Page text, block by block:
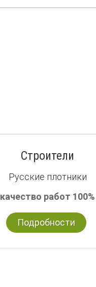
Строители
Русские плотники
качество работ 100%
Подробности